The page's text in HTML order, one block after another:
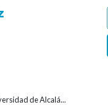
de Alcalá...